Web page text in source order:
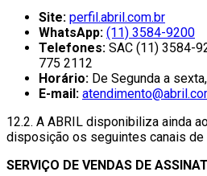
Site: perfil.abril.com.br
WhatsApp: (11) 3584-9200
Telefones: SAC (11) 3584-
775 2112
Horário: De Segunda a
E-mail:
12.2. A ABRIL disponibiliza ainda
disposição os seguintes canais de
SERVIÇO DE VENDAS DE